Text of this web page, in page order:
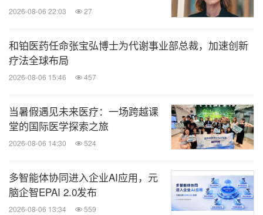
2026-08-06 22:03 27
和铂医药任命张宝弘博士为代谢事业部总裁，加速创新
疗法全球布局
2026-08-06 15:46 457
当暑假遇见未来医疗：一场跨越课
堂的国际医学探索之旅
2026-08-06 14:30 524
多智能体协同进入企业AI应用，元
脑企智EPAI 2.0发布
2026-08-06 13:34 559